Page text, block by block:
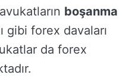
boşanma
gibi forex davaları
da forex